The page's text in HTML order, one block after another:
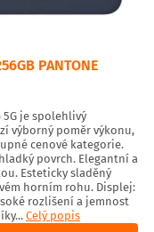
PANTONE
je spolehlivý
výborný poměr výkonu,
cenové kategorie.
povrch. Elegantní a
Esteticky sladěný
horním rohu. Displej:
rozlišení a jemnost
Celý popis